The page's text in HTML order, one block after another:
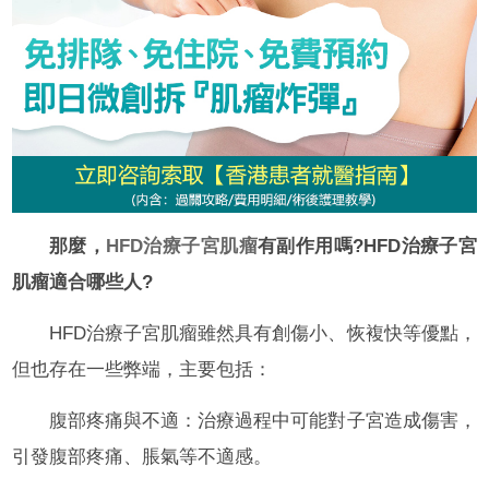
那麼， HFD治療子宮肌瘤有副作用嗎?HFD治療子宮
肌瘤適合哪些人?
HFD治療子宮肌瘤雖然具有創傷小、恢複快等優點，
但也存在一些弊端，主要包括：
腹部疼痛與不適：治療過程中可能對子宮造成傷害，
引發腹部疼痛、脹氣等不適感。